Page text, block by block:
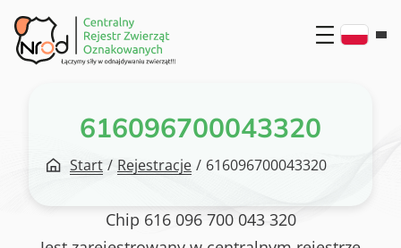
Przejdź
do
treści
616096700043320
Start / Rejestracje / 616096700043320
Chip 616 096 700 043 320